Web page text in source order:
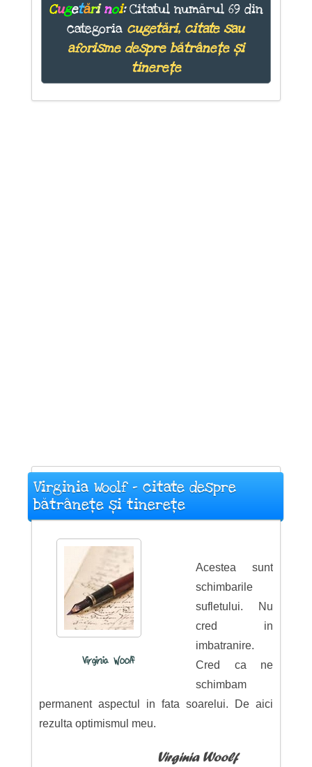
Cugetări noi:Citatul numărul 69 din
categoria cugetări, citate sau
aforisme despre bătrânețe și
tinerețe
Virginia Woolf - citate despre
bătrânețe și tinerețe
Virginia Woolf
Acestea sunt
schimbarile
sufletului. Nu
cred in
imbatranire.
Cred ca ne
schimbam
permanent aspectul in fata soarelui. De aici
rezulta optimismul meu.
Virginia Woolf